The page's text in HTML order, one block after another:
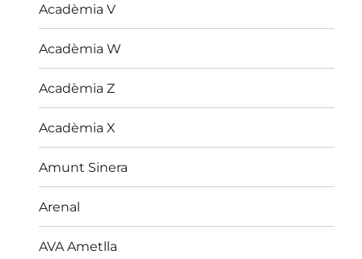
Acadèmia V
Acadèmia W
Acadèmia Z
Acadèmia X
Amunt Sinera
Arenal
AVA Ametlla